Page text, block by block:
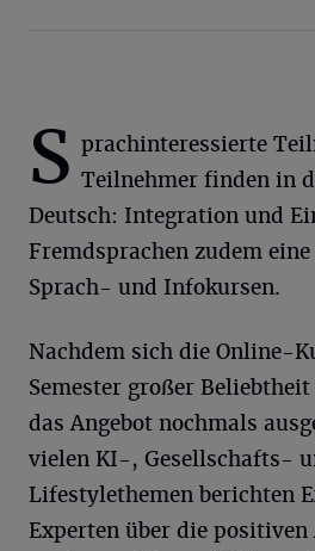
S prachinteressierte
Teilnehmer finden in
Deutsch: Integration und
Fremdsprachen zudem
Sprach- und Infokursen.
Nachdem sich die Online-
Semester großer
das Angebot nochmals
vielen KI-, Gesellschafts-
Lifestylethemen berichten
Experten über die